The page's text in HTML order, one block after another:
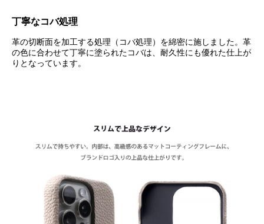
丁寧なコバ処理
革の切断面を加工する処理（コバ処理）を綿密に施しました。革
の色に合わせて丁寧に塗られたコバは、耐久性にも優れた仕上が
りとなっています。